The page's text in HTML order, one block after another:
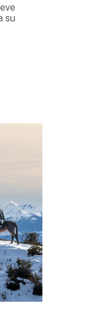
su